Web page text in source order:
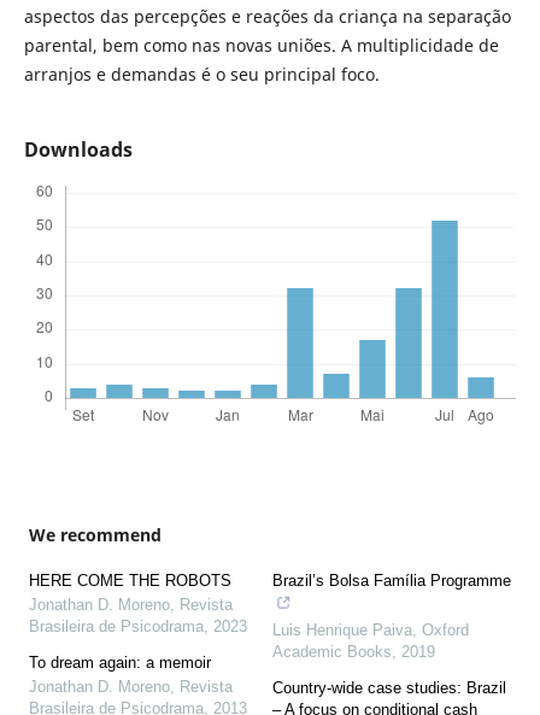
aspectos das percepções e reações da criança na separação
parental, bem como nas novas uniões. A multiplicidade de
arranjos e demandas é o seu principal foco.
Downloads
We recommend
HERE COME THE ROBOTS
Jonathan D. Moreno, Revista
Brasileira de Psicodrama, 2023
To dream again: a memoir
Jonathan D. Moreno, Revista
Brasileira de Psicodrama, 2013
Brazil’s Bolsa Família Programme
Luis Henrique Paiva, Oxford
Academic Books, 2019
Country-wide case studies: Brazil
– A focus on conditional cash